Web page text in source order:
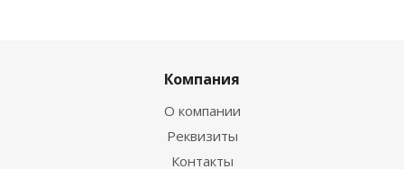
Компания
О компании
Реквизиты
Контакты